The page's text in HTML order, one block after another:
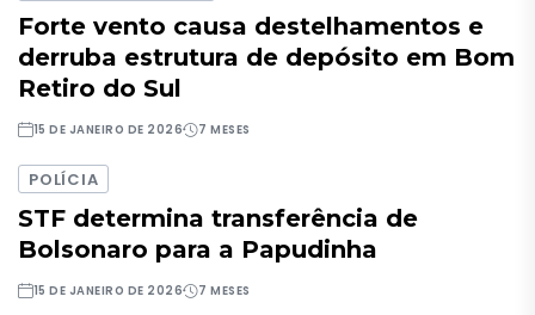
Forte vento causa destelhamentos e
derruba estrutura de depósito em Bom
Retiro do Sul
15 DE JANEIRO DE 2026 7 MESES
POLÍCIA
STF determina transferência de
Bolsonaro para a Papudinha
15 DE JANEIRO DE 2026 7 MESES